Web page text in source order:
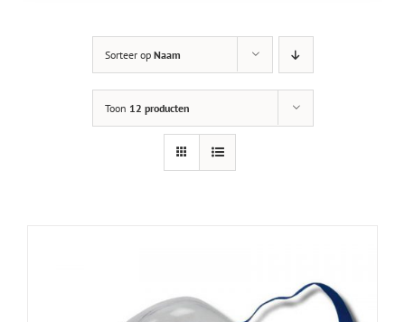
Sorteer op Naam
Toon 12 producten